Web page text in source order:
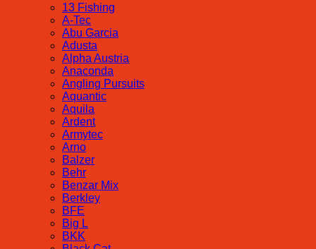
13 Fishing
A-Tec
Abu Garcia
Adusta
Alpha Austria
Anaconda
Angling Pursuits
Aquantic
Aquila
Ardent
Armytec
Arno
Balzer
Behr
Benzar Mix
Berkley
BFE
Big L
BKK